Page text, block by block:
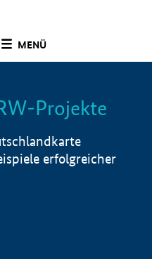
MENÜ
Info
Projekte
erfolgreicher